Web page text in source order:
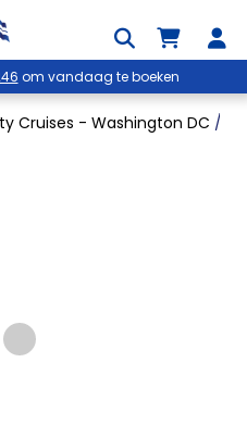
om vandaag te boeken
Cruises - Washington DC /